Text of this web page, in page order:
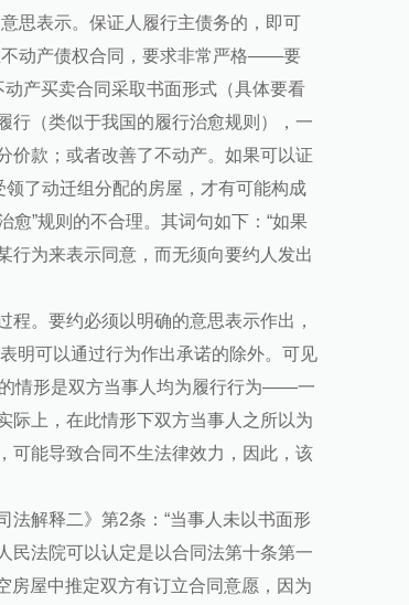
思表示。保证人履行主债务的，即可
不动产债权合同，要求非常严格——要
产买卖合同采取书面形式（具体要看
行（类似于我国的履行治愈规则），一
价款；或者改善了不动产。如果可以证
了动迁组分配的房屋，才有可能构成
”规则的不合理。其词句如下：“如果
行为来表示同意，而无须向要约人发出
。要约必须以明确的意思表示作出，
明可以通过行为作出承诺的除外。可见
情形是双方当事人均为履行行为——一
际上，在此情形下双方当事人之所以为
可能导致合同不生法律效力，因此，该
解释二》第2条：“当事人未以书面形
民法院可以认定是以合同法第十条第一
房屋中推定双方有订立合同意愿，因为